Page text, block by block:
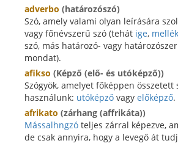
adverbo (határozószó)
Szó, amely valami olyan leírására
vagy főnévszerű szó (tehát ige,
szó, más határozó- vagy
mondat).
afikso (Képző (elő- és utóképző))
Szógyök, amelyet főképpen összetett
használunk: utóképző vagy előképző.
afrikato (zárhang (affrikáta))
Mássalhngzó teljes zárral képezve,
de csak annyira, hogy a levegő át